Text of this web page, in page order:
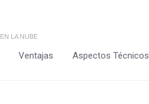
LA NUBE
Ventajas Aspectos Técnicos